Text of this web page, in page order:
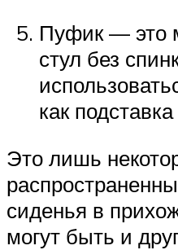
Пуфик — это
стул без
как
Это лишь
сиденья в
могут быть и